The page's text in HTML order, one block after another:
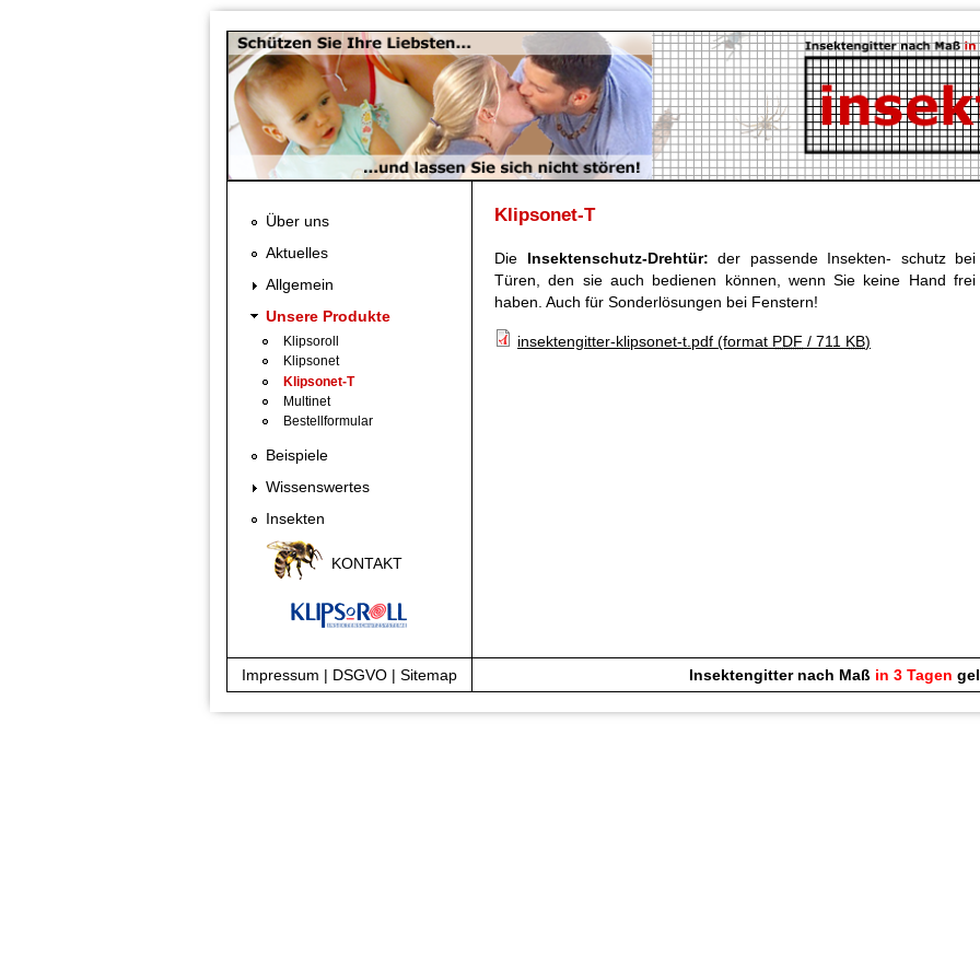
Klipsonet-T
Die Insektenschutz-Drehtür: der passende Insekten- schutz bei
Türen, den sie auch bedienen können, wenn Sie keine Hand frei
haben. Auch für Sonderlösungen bei Fenstern!
insektengitter-klipsonet-t.pdf (format PDF / 711 KB)
Über uns
Aktuelles
Allgemein
Unsere Produkte
Klipsoroll
Klipsonet
Klipsonet-T
Multinet
Bestellformular
Beispiele
Wissenswertes
Insekten
KONTAKT
Impressum | DSGVO | Sitemap Insektengitter nach Maß in 3 Tagen